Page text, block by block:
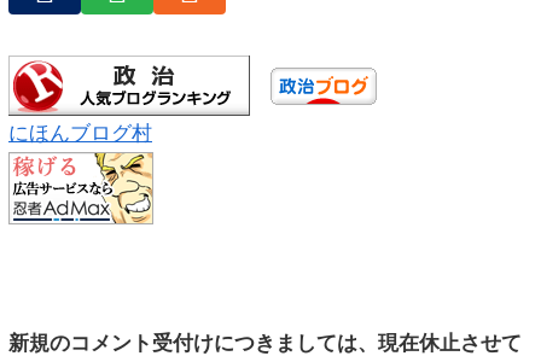
にほんブログ村
新規のコメント受付けにつきましては、現在休止させて